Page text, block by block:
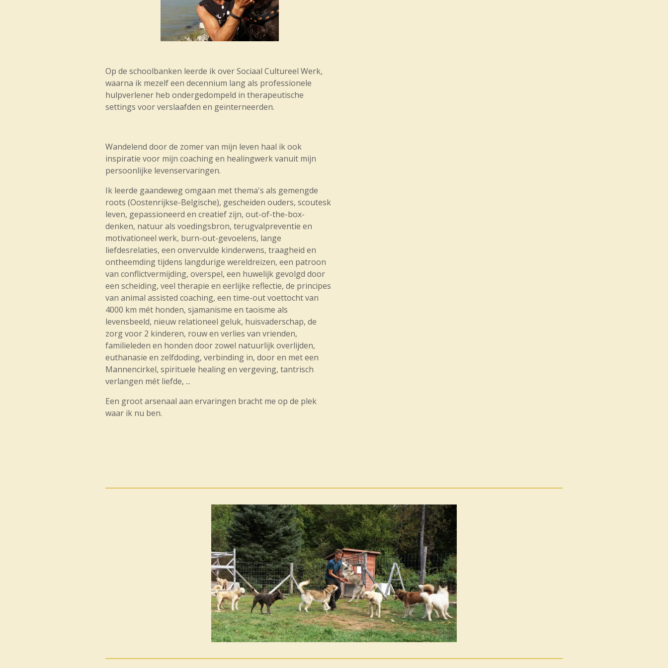
Op de schoolbanken leerde ik over Sociaal Cultureel Werk,
waarna ik mezelf een decennium lang als professionele
hulpverlener heb ondergedompeld in therapeutische
settings voor verslaafden en geïnterneerden.
Wandelend door de zomer van mijn leven haal ik ook
inspiratie voor mijn coaching en healingwerk vanuit mijn
persoonlijke levenservaringen.
Ik leerde gaandeweg omgaan met thema's als gemengde
roots (Oostenrijkse-Belgische), gescheiden ouders, scoutesk
leven, gepassioneerd en creatief zijn, out-of-the-box-
denken, natuur als voedingsbron, terugvalpreventie en
motivationeel werk, burn-out-gevoelens, lange
liefdesrelaties, een onvervulde kinderwens, traagheid en
ontheemding tijdens langdurige wereldreizen, een patroon
van conflictvermijding, overspel, een huwelijk gevolgd door
een scheiding, veel therapie en eerlijke reflectie, de principes
van animal assisted coaching, een time-out voettocht van
4000 km mét honden, sjamanisme en taoïsme als
levensbeeld, nieuw relationeel geluk, huisvaderschap, de
zorg voor 2 kinderen, rouw en verlies van vrienden,
familieleden en honden door zowel natuurlijk overlijden,
euthanasie en zelfdoding, verbinding in, door en met een
Mannencirkel, spirituele healing en vergeving, tantrisch
verlangen mét liefde, ...
Een groot arsenaal aan ervaringen bracht me op de plek
waar ik nu ben.